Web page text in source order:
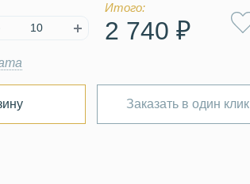
Итого:
2 740 ₽
Заказать в один клик